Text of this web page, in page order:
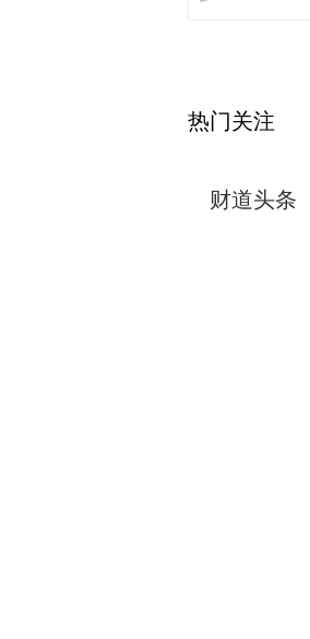
热门关注
财道头条